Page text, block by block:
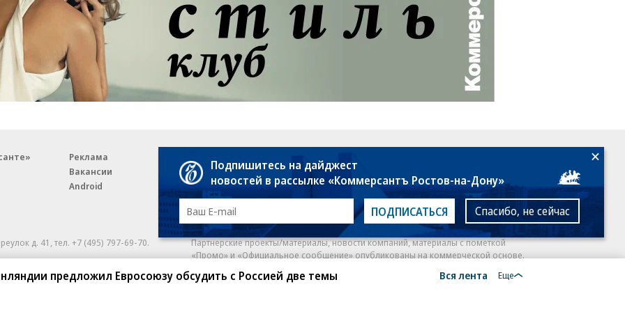
предложил Евросоюзу обсудить с Россией две темы Вся лента Еще
Реклама
Вакансии
Android
Правовая информация
E-mail рассылки
д. 41,тел. +7 (495) 797-69-70.
kommersant.ru) зарегистрировано
технологий
Партнерские проекты/материалы, новости компаний, материалы с пометкой
«Промо» и «Официальное сообщение» опубликованы на коммерческой основе.
На kommersant.ru применяются рекомендательные технологии. Подробнее
Подпишитесь на дайджест
новостей в рассылке «Коммерсантъ Ростов-на-Дону»
ПОДПИСАТЬСЯ Спасибо, не сейчас